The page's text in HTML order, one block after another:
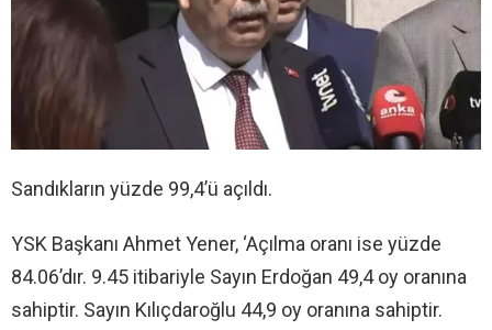
Sandıkların yüzde 99,4’ü açıldı.
YSK Başkanı Ahmet Yener, ‘Açılma oranı ise yüzde
84.06’dır. 9.45 itibariyle Sayın Erdoğan 49,4 oy oranına
sahiptir. Sayın Kılıçdaroğlu 44,9 oy oranına sahiptir.